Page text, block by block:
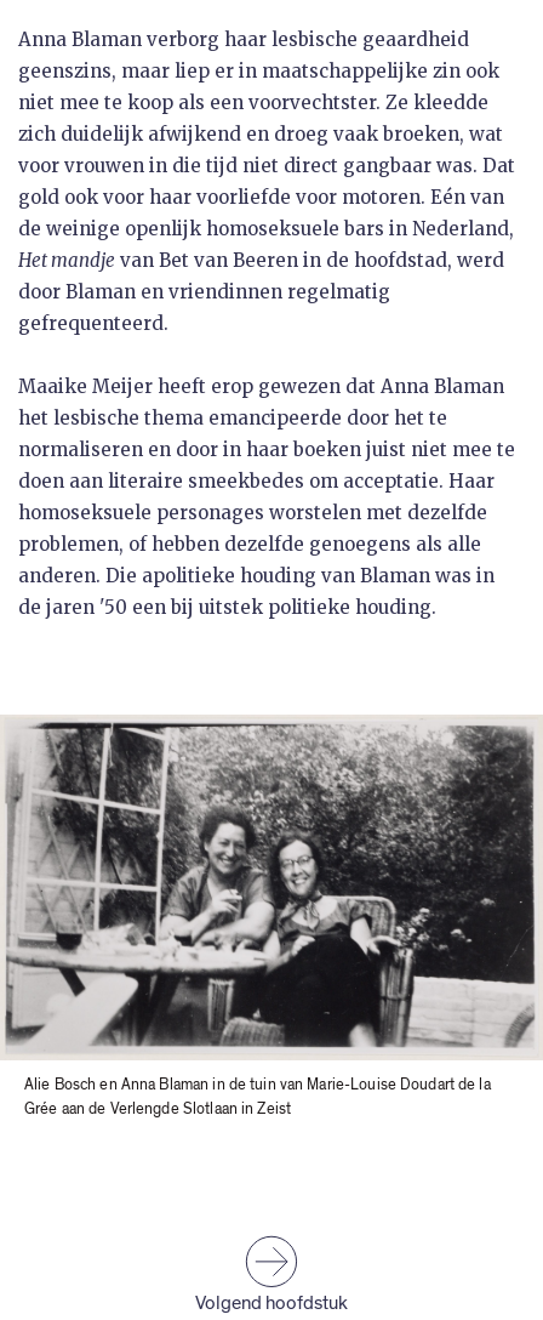
Anna Blaman verborg haar lesbische geaardheid
geenszins, maar liep er in maatschappelijke zin ook
niet mee te koop als een voorvechtster. Ze kleedde
zich duidelijk afwijkend en droeg vaak broeken, wat
voor vrouwen in die tijd niet direct gangbaar was. Dat
gold ook voor haar voorliefde voor motoren. Eén van
de weinige openlijk homoseksuele bars in Nederland,
Het mandje van Bet van Beeren in de hoofdstad, werd
door Blaman en vriendinnen regelmatig
gefrequenteerd.
Maaike Meijer heeft erop gewezen dat Anna Blaman
het lesbische thema emancipeerde door het te
normaliseren en door in haar boeken juist niet mee te
doen aan literaire smeekbedes om acceptatie. Haar
homoseksuele personages worstelen met dezelfde
problemen, of hebben dezelfde genoegens als alle
anderen. Die apolitieke houding van Blaman was in
de jaren '50 een bij uitstek politieke houding.
Alie Bosch en Anna Blaman in de tuin van Marie-Louise Doudart de la
Grée aan de Verlengde Slotlaan in Zeist
Volgend hoofdstuk